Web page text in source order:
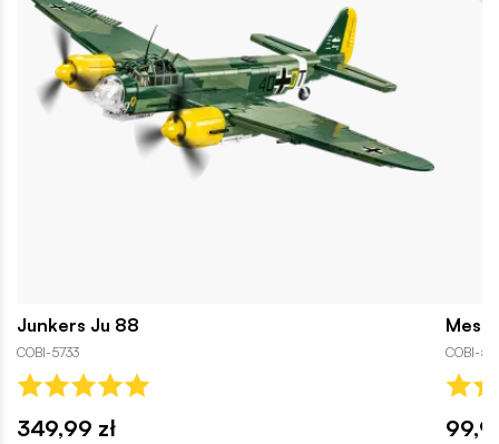
Junkers Ju 88
COBI-5733
349,99 zł
COBI-